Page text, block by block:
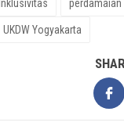
Inklusivitas perdamaian
UKDW Yogyakarta